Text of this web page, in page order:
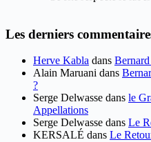
Les derniers
Herve Kabla dans
Alain Maruani dans
?
Serge Delwasse dans le
Appellations
Serge Delwasse dans Le
KERSALÉ dans Le